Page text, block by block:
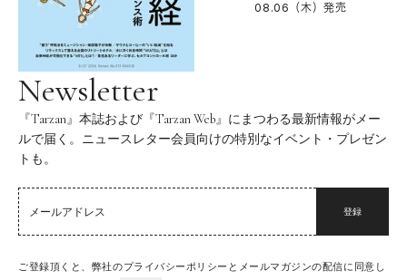
08.06（木）発売
Newsletter
『Tarzan』本誌および『Tarzan Web』にまつわる最新情報がメー
ルで届く。ニュースレター会員向けの特別なイベント・プレゼン
トも。
登録
ご登録頂くと、弊社のプライバシーポリシーとメールマガジンの配信に同意し